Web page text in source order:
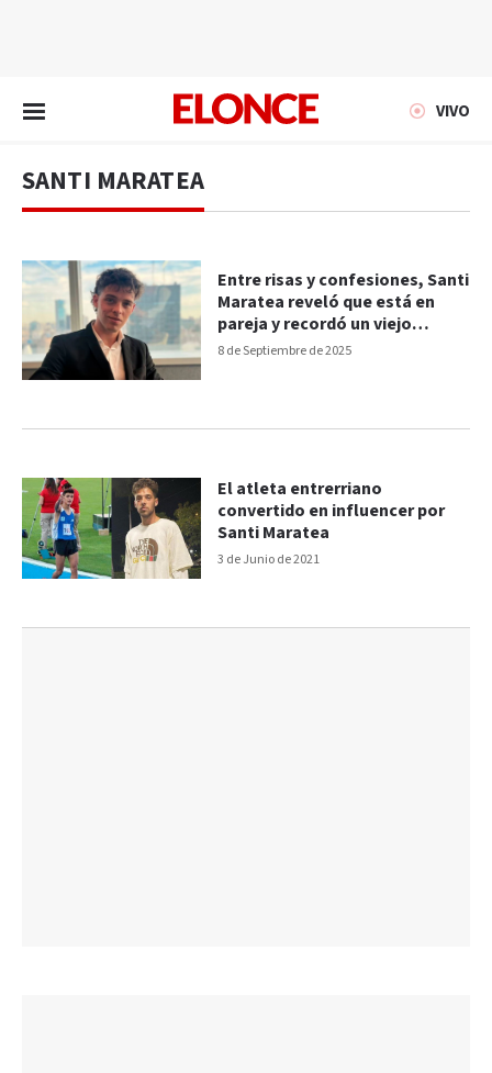
VIVO
SANTI MARATEA
8 de Septiembre de 2025
Entre risas y confesiones, Santi
Maratea reveló que está en
pareja y recordó un viejo
romance
3 de Junio de 2021
El atleta entrerriano
convertido en influencer por
Santi Maratea